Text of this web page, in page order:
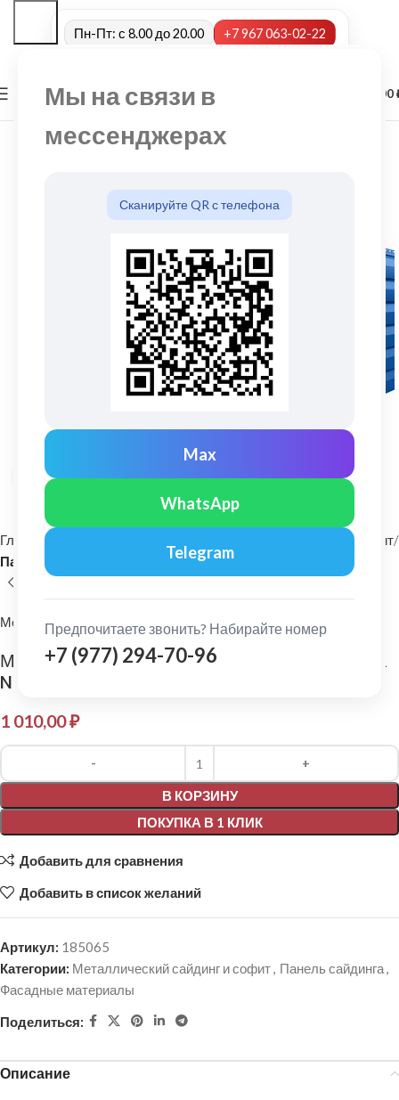
Мы на связи в
мессенджерах
Сканируйте QR с телефона
Max
WhatsApp
Telegram
Предпочитаете звонить? Набирайте номер
+7 (977) 294-70-96
Пн-Пт: с 8.00 до 20.00 +7 967 063-02-22
МЕНЮ 0,00
Нажмите, чтобы увеличить
Главная
Металлический сайдинг и софит
Панель сайдинга
МеталлПрофиль
МеталлПрофиль: Сайдинг Корабельная доска
Norman 0,5 мм Ral 5005
1 010,00₽
В КОРЗИНУ
ПОКУПКА В 1 КЛИК
Alternative:
Добавить для сравнения
Добавить в список желаний
Артикул: 185065
Категории: Металлический сайдинг и софит, Панель сайдинга,
Фасадные материалы
Поделиться:
Описание